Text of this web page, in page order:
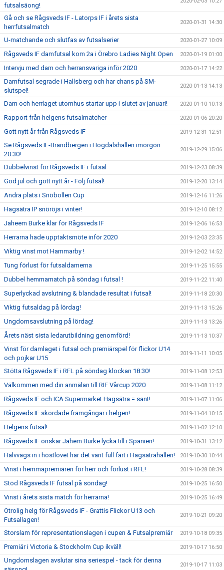
futsalsäong!
Gå och se Rågsveds IF - Latorps IF i årets sista
herrfutsalmatch
2020-01-31 14:30
U-matchande och slutfas av futsalserier 2020-01-27 10:09
Rågsveds IF damfutsal kom 2a i Örebro Ladies Night Open 2020-01-19 01:00
Intervju med dam och herransvariga inför 2020 2020-01-17 14:22
Damfutsal segrade i Hallsberg och har chans på SM-
slutspel!
2020-01-13 14:13
Dam och herrlaget utomhus startar upp i slutet av januari! 2020-01-10 10:13
Rapport från helgens futsalmatcher 2020-01-06 20:20
Gott nytt år från Rågsveds IF 2019-12-31 12:51
Se Rågsveds IF-Brandbergen i Högdalshallen imorgon
20.30!
2019-12-29 15:06
Dubbelvinst för Rågsveds IF i futsal 2019-12-23 08:39
God jul och gott nytt år - Följ futsal! 2019-12-20 13:14
Andra plats i Snöbollen Cup 2019-12-16 11:26
Hagsätra IP snöröjs i vinter! 2019-12-10 08:12
Jaheem Burke klar för Rågsveds IF 2019-12-06 16:53
Herrarna hade upptaktsmöte inför 2020 2019-12-03 23:35
Viktig vinst mot Hammarby ! 2019-12-02 14:52
Tung förlust för futsaldamerna 2019-11-25 15:55
Dubbel hemmamatch på söndag i futsal ! 2019-11-22 11:40
Superlyckad avslutning & blandade resultat i futsal! 2019-11-18 20:30
Viktig futsaldag på lördag! 2019-11-13 15:26
Ungdomsavslutning på lördag! 2019-11-13 13:26
Årets näst sista ledarutbildning genomförd! 2019-11-13 10:37
Vinst för damlaget i futsal och premiärspel för flickor U14
och pojkar U15
2019-11-11 10:05
Stötta Rågsveds IF i RFL på söndag klockan 18.30! 2019-11-08 12:53
Välkommen med din anmälan till RIF Vårcup 2020 2019-11-08 11:12
Rågsveds IF och ICA Supermarket Hagsätra = sant! 2019-11-07 11:06
Rågsveds IF skördade framgångar i helgen! 2019-11-04 10:15
Helgens futsal! 2019-11-02 12:10
Rågsveds IF önskar Jahem Burke lycka till i Spanien! 2019-10-31 13:12
Halvvägs in i höstlovet har det varit full fart i Hagsätrahallen! 2019-10-30 10:44
Vinst i hemmapremiären för herr och förlust i RFL! 2019-10-28 08:39
Stöd Rågsveds IF futsal på söndag! 2019-10-25 16:50
Vinst i årets sista match för herrarna! 2019-10-25 16:49
Otrolig helg för Rågsveds IF - Grattis Flickor U13 och
Futsallagen!
2019-10-21 09:20
Storslam för representationslagen i cupen & Futsalpremiär 2019-10-18 09:35
Premiär i Victoria & Stockholm Cup ikväll! 2019-10-17 16:50
Ungdomslagen avslutar sina seriespel - tack för denna
2019-10-17 11:03